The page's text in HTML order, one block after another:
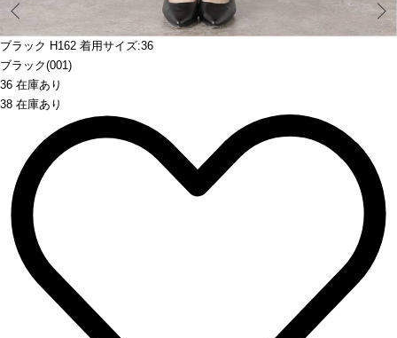
ブラック H162 着用サイズ:36
ブラック(001)
36 在庫あり
38 在庫あり